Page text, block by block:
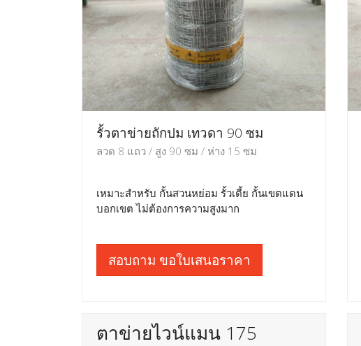
รั้วตาข่ายถักปม เทวดา 90 ซม
ลวด 8 แถว / สูง 90 ซม / ห่าง 15 ซม
เหมาะสำหรับ กั้นสวนหย่อม รั้วเตี้ย กั้นเขตแดน
บอกเขต ไม่ต้องการความสูงมาก
สอบถาม ขอใบเสนอราคา
ตาข่ายไวน์แมน 175